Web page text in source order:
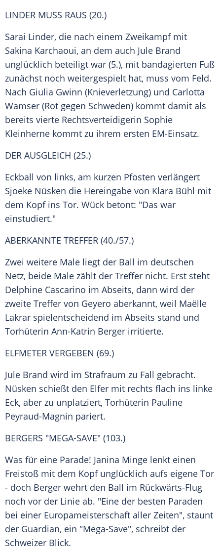
LINDER MUSS RAUS (20.)
Sarai Linder, die nach einem Zweikampf mit
Sakina Karchaoui, an dem auch Jule Brand
unglücklich beteiligt war (5.), mit bandagierten Fuß
zunächst noch weitergespielt hat, muss vom Feld.
Nach Giulia Gwinn (Knieverletzung) und Carlotta
Wamser (Rot gegen Schweden) kommt damit als
bereits vierte Rechtsverteidigerin Sophie
Kleinherne kommt zu ihrem ersten EM-Einsatz.
DER AUSGLEICH (25.)
Eckball von links, am kurzen Pfosten verlängert
Sjoeke Nüsken die Hereingabe von Klara Bühl mit
dem Kopf ins Tor. Wück betont: "Das war
einstudiert."
ABERKANNTE TREFFER (40./57.)
Zwei weitere Male liegt der Ball im deutschen
Netz, beide Male zählt der Treffer nicht. Erst steht
Delphine Cascarino im Abseits, dann wird der
zweite Treffer von Geyero aberkannt, weil Maëlle
Lakrar spielentscheidend im Abseits stand und
Torhüterin Ann-Katrin Berger irritierte.
ELFMETER VERGEBEN (69.)
Jule Brand wird im Strafraum zu Fall gebracht.
Nüsken schießt den Elfer mit rechts flach ins linke
Eck, aber zu unplatziert, Torhüterin Pauline
Peyraud-Magnin pariert.
BERGERS "MEGA-SAVE" (103.)
Was für eine Parade! Janina Minge lenkt einen
Freistoß mit dem Kopf unglücklich aufs eigene Tor
- doch Berger wehrt den Ball im Rückwärts-Flug
noch vor der Linie ab. "Eine der besten Paraden
bei einer Europameisterschaft aller Zeiten", staunt
der Guardian, ein "Mega-Save", schreibt der
Schweizer Blick.